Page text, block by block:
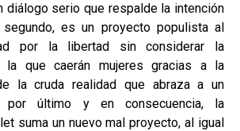
diálogo serio que respalde la intención
es un proyecto populista al
por la libertad sin considerar la
la que caerán mujeres gracias a la
la cruda realidad que abraza a un
por último y en consecuencia, la
suma un nuevo mal proyecto, al igual